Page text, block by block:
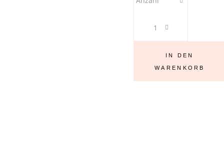
im
460
einem
IN DEN
WARENKORB